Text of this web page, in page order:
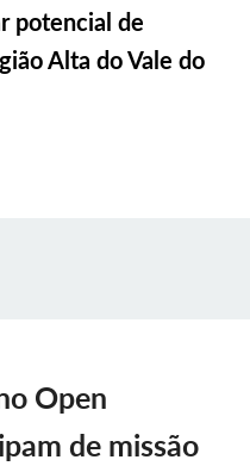
potencial de
Alta do Vale do
Open
de missão